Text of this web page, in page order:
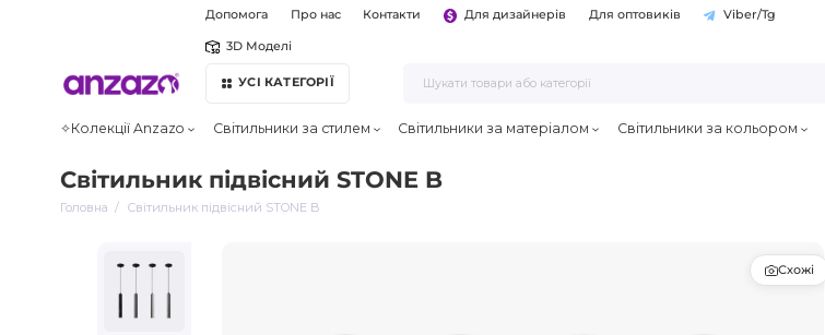
Допомога Про нас Контакти Для дизайнерів Для оптовиків Viber/Tg
3D Моделі
УСІ КАТЕГОРІЇ
✧Колекції Anzazo Світильники за стилем Світильники за матеріалом Світильники за кольором
Світильник підвісний STONE B
Головна Світильник підвісний STONE B
Схожі